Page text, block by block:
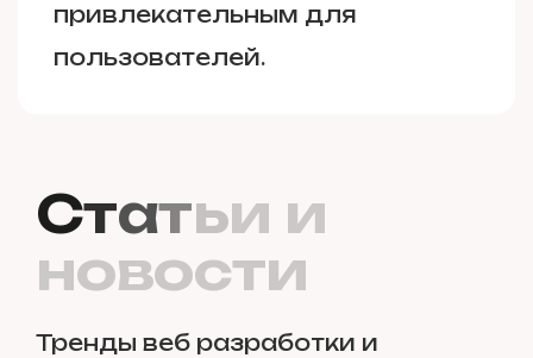
привлекательным для
пользователей.
Статьи и
новости
Тренды веб разработки и